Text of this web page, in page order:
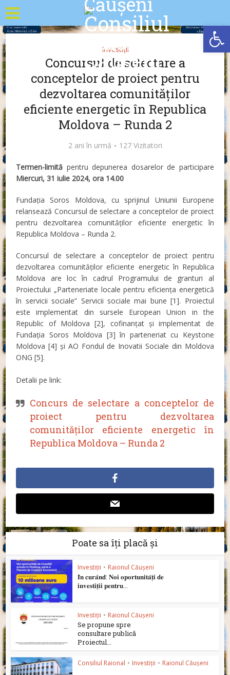
Investiții
Concursul de selectare a
conceptelor de proiect pentru
dezvoltarea comunităților
eficiente energetic în Republica
Moldova – Runda 2
2 ani în urmă 127 Vizitatori
Termen-limită pentru depunerea dosarelor de participare
Miercuri, 31 iulie 2024, ora 14.00
Fundația Soros Moldova, cu sprijinul Uniunii Europene
relansează Concursul de selectare a conceptelor de proiect
pentru dezvoltarea comunităților eficiente energetic în
Republica Moldova – Runda 2.
Concursul de selectare a conceptelor de proiect pentru
dezvoltarea comunităților eficiente energetic în Republica
Moldova are loc în cadrul Programului de granturi al
Proiectului „Parteneriate locale pentru eficiența energetică
în servicii sociale” Servicii sociale mai bune [1]. Proiectul
este implementat din sursele European Union in the
Republic of Moldova [2], cofinanțat și implementat de
Fundația Soros Moldova [3] în parteneriat cu Keystone
Moldova [4] și AO Fondul de Inovatii Sociale din Moldova
ONG [5].
Detalii pe link:
Concurs de selectare a conceptelor de
proiect pentru dezvoltarea
comunităților eficiente energetic în
Republica Moldova – Runda 2
Poate sa îți placă și
Investiții • Raionul Căușeni
𝐈̂𝐧 𝐜𝐮𝐫𝐚̂𝐧𝐝: 𝐍𝐨𝐢 𝐨𝐩𝐨𝐫𝐭𝐮𝐧𝐢𝐭𝐚̆𝐭̦𝐢 𝐝𝐞
𝐢𝐧𝐯𝐞𝐬𝐭𝐢𝐭̦𝐢𝐢 𝐩𝐞𝐧𝐭𝐫𝐮...
Investiții • Raionul Căușeni
Se propune spre
consultare publică
Proiectul...
Consiliul Raional • Investiții • Raionul Căușeni